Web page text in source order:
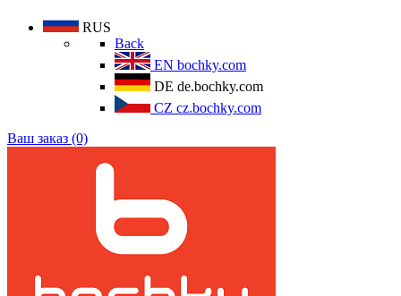
RUS
Back
EN bochky.com
DE de.bochky.com
CZ cz.bochky.com
Ваш заказ (0)